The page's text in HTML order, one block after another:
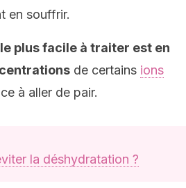
en souffrir.
plus facile à traiter est en
de certains ions
à aller de pair.
la déshydratation ?